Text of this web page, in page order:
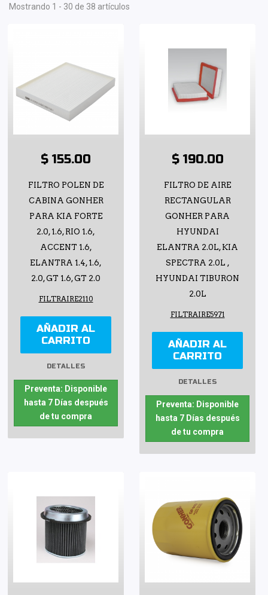
Mostrando 1 - 30 de 38 artículos
$ 155.00
FILTRO POLEN DE
CABINA GONHER
PARA KIA FORTE
2.0, 1.6, RIO 1.6,
ACCENT 1.6,
ELANTRA 1.4, 1.6,
2.0, GT 1.6, GT 2.0
FILTRAIRE2110
AÑADIR AL
CARRITO
DETALLES
Preventa: Disponible
hasta 7 Días después
de tu compra
$ 190.00
FILTRO DE AIRE
RECTANGULAR
GONHER PARA
HYUNDAI
ELANTRA 2.0L, KIA
SPECTRA 2.0L ,
HYUNDAI TIBURON
2.0L
FILTRAIRE5971
AÑADIR AL
CARRITO
DETALLES
Preventa: Disponible
hasta 7 Días después
de tu compra